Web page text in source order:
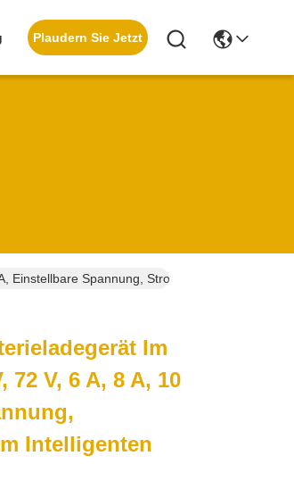
Plaudern Sie Jetzt
Einstellbare Spannung, Stromfunktionen In
Im
72 V, 6 A, 8 A, 10
Intelligenten